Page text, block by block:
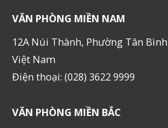
VĂN PHÒNG MIỀN NAM
12A Núi Thành, Phường Tân
Việt Nam
Điện thoại: (028) 3622 9999
VĂN PHÒNG MIỀN BẮC